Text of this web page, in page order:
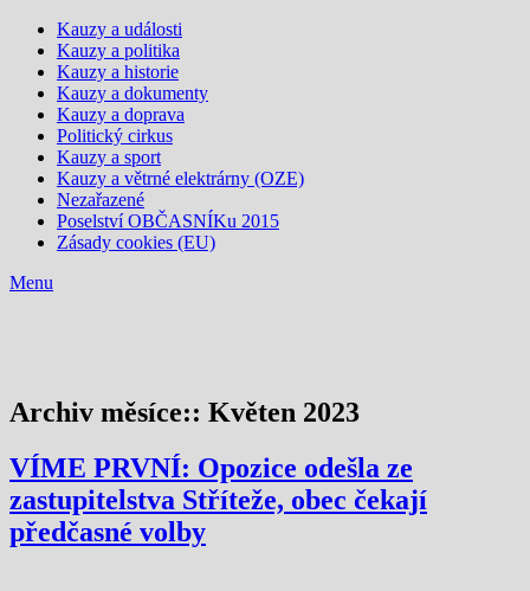
Kauzy a události
Kauzy a politika
Kauzy a historie
Kauzy a dokumenty
Kauzy a doprava
Politický cirkus
Kauzy a sport
Kauzy a větrné elektrárny (OZE)
Nezařazené
Poselství OBČASNÍKu 2015
Zásady cookies (EU)
Menu
Archiv měsíce:: Květen 2023
VÍME PRVNÍ: Opozice odešla ze
zastupitelstva Stříteže, obec čekají
předčasné volby